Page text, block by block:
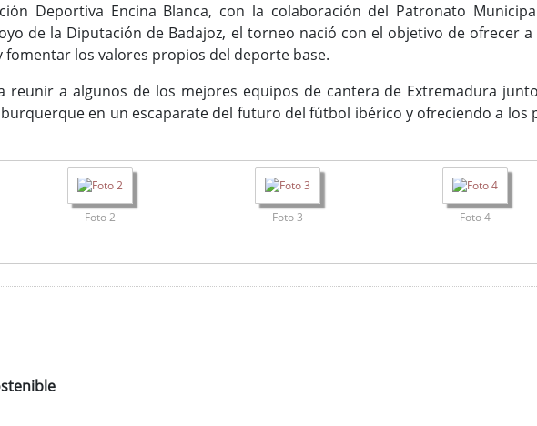
Deportiva Encina Blanca, con la colaboración del Patronato
de la Diputación de Badajoz, el torneo nació con el objetivo de ofrecer
los valores propios del deporte base.
reunir a algunos de los mejores equipos de cantera de Extremadura
en un escaparate del futuro del fútbol ibérico y ofreciendo a los
Foto 2 Foto 3 Foto 4